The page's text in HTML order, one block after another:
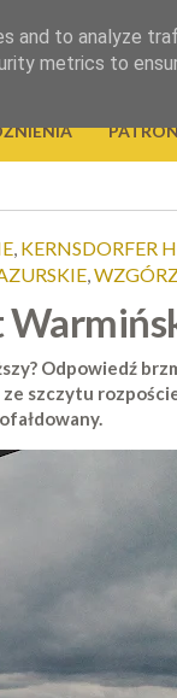
, KERNSDORFER
,
Odpowiedź
szczytu
to analyze
metrics to